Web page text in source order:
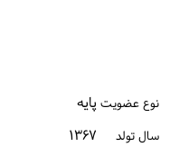
نوع عضویتپایه
سال تولد ۱۳۶۷